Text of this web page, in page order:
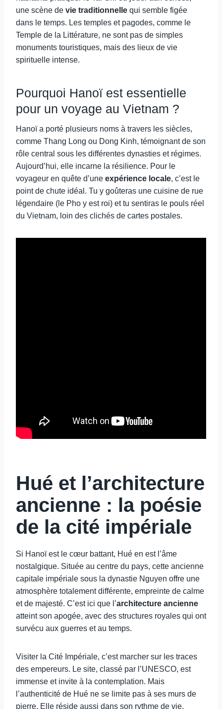
une scène de vie traditionnelle qui semble figée
dans le temps. Les temples et pagodes, comme le
Temple de la Littérature, ne sont pas de simples
monuments touristiques, mais des lieux de vie
spirituelle intense.
Pourquoi Hanoï est essentielle
pour un voyage au Vietnam ?
Hanoï a porté plusieurs noms à travers les siècles,
comme Thang Long ou Dong Kinh, témoignant de son
rôle central sous les différentes dynasties et régimes.
Aujourd’hui, elle incarne la résilience. Pour le
voyageur en quête d’une expérience locale, c’est le
point de chute idéal. Tu y goûteras une cuisine de rue
légendaire (le Pho y est roi) et tu sentiras le pouls réel
du Vietnam, loin des clichés de cartes postales.
Hué et l’architecture
ancienne : la poésie
de la cité impériale
Si Hanoï est le cœur battant, Hué en est l’âme
nostalgique. Située au centre du pays, cette ancienne
capitale impériale sous la dynastie Nguyen offre une
atmosphère totalement différente, empreinte de calme
et de majesté. C’est ici que l’architecture ancienne
atteint son apogée, avec des structures royales qui ont
survécu aux guerres et au temps.
Visiter la Cité Impériale, c’est marcher sur les traces
des empereurs. Le site, classé par l’UNESCO, est
immense et invite à la contemplation. Mais
l’authenticité de Hué ne se limite pas à ses murs de
pierre. Elle réside aussi dans son rythme de vie,